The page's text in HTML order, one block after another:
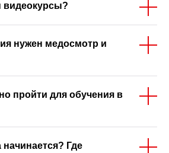
видеокурсы?
нужен медосмотр и
пройти для обучения в
Где